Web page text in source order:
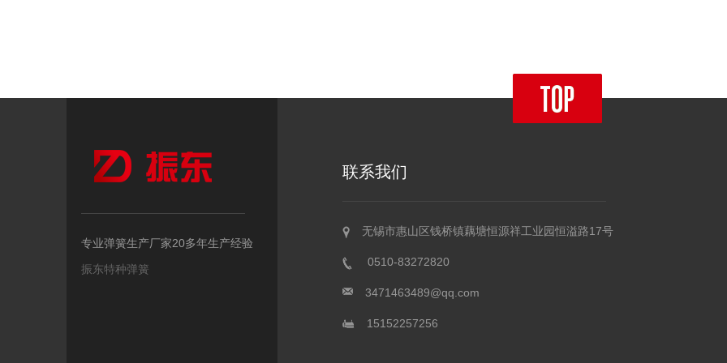
专业弹簧生产厂家20多年生产经验
振东特种弹簧
联系我们
无锡市惠山区钱桥镇藕塘恒源祥工业园恒溢路17号
0510-83272820
3471463489@qq.com
15152257256